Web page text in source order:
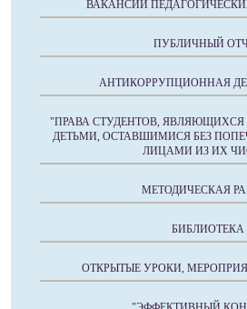
ВАКАНСИИ
ПУБЛИЧНЫЙ
АНТИКОРРУПЦИОННАЯ
"ПРАВА СТУДЕНТОВ, ЯВЛЯЮЩИХСЯ
ДЕТЬМИ, ОСТАВШИМИСЯ БЕЗ
ЛИЦАМИ ИЗ ИХ
МЕТОДИЧЕСКАЯ
БИБЛИОТЕКА
ОТКРЫТЫЕ УРОКИ,